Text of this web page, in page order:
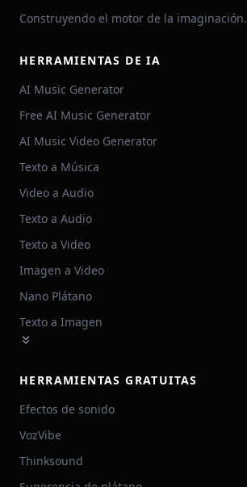
Construyendo el motor de la imaginación.
HERRAMIENTAS DE IA
AI Music Generator
Free AI Music Generator
AI Music Video Generator
Texto a Música
Video a Audio
Texto a Audio
Texto a Video
Imagen a Video
Nano Plátano
Texto a Imagen
HERRAMIENTAS GRATUITAS
Efectos de sonido
VozVibe
Thinksound